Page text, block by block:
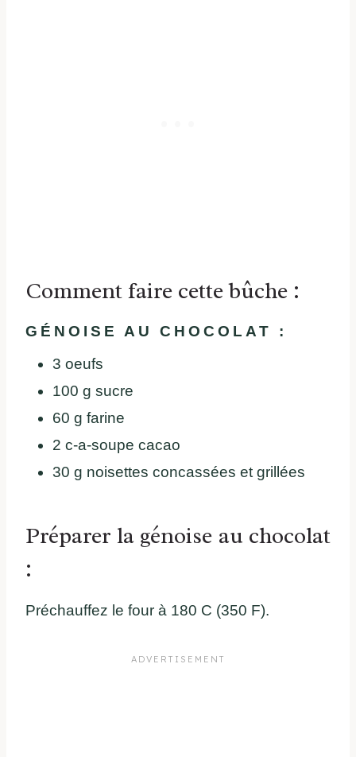
Comment faire cette bûche :
GÉNOISE AU CHOCOLAT :
3 oeufs
100 g sucre
60 g farine
2 c-a-soupe cacao
30 g noisettes concassées et grillées
Préparer la génoise au chocolat
:
Préchauffez le four à 180 C (350 F).